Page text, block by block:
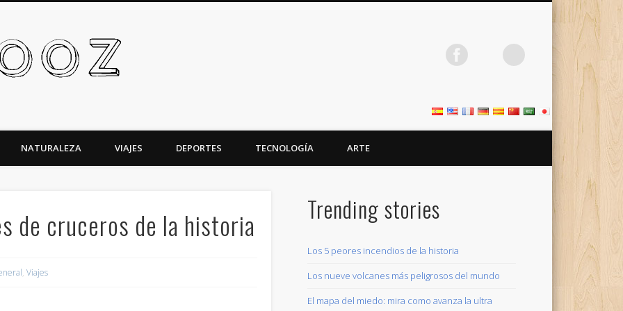
NATURALEZA VIAJES DEPORTES TECNOLOGÍA ARTE
de cruceros de la historia
,Viajes
Trending stories
Los 5 peores incendios de la historia
Los nueve volcanes más peligrosos del mundo
El mapa del miedo: mira como avanza la ultra